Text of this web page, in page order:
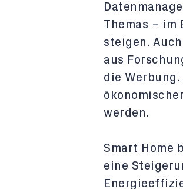
Themas – im
steigen.
aus
die Werbung.
werden.
Smart Home
eine